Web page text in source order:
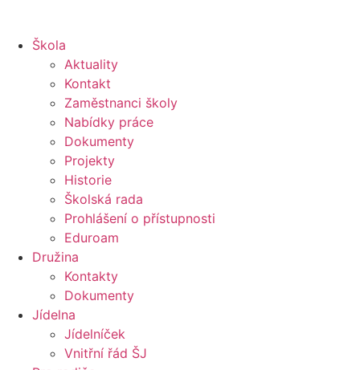
Škola
Aktuality
Kontakt
Zaměstnanci školy
Nabídky práce
Dokumenty
Projekty
Historie
Školská rada
Prohlášení o přístupnosti
Eduroam
Družina
Kontakty
Dokumenty
Jídelna
Jídelníček
Vnitřní řád ŠJ